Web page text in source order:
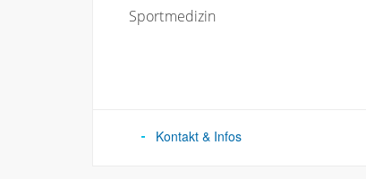
Sportmedizin
Kontakt & Infos